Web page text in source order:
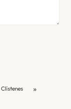
Clístenes »